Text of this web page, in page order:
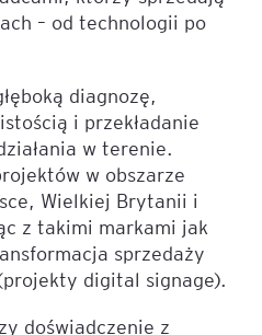
– od technologii po
diagnozę,
i przekładanie
w terenie.
w obszarze
Wielkiej Brytanii i
z takimi markami jak
sprzedaży
digital signage).
doświadczenie z